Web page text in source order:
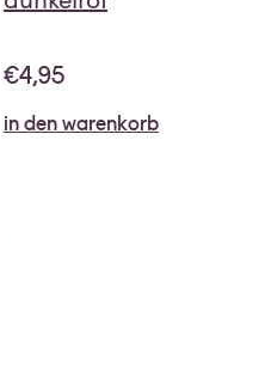
€4,95
in den warenkorb